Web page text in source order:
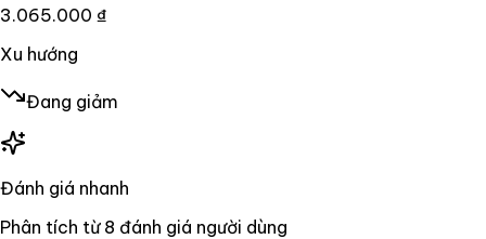
3.065.000 ₫
Xu hướng
Đang giảm
Đánh giá nhanh
Phân tích từ 8 đánh giá người dùng